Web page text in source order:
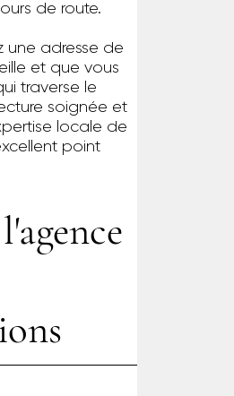
de route.
une adresse de
et que vous
traverse le
soignée et
locale de
point